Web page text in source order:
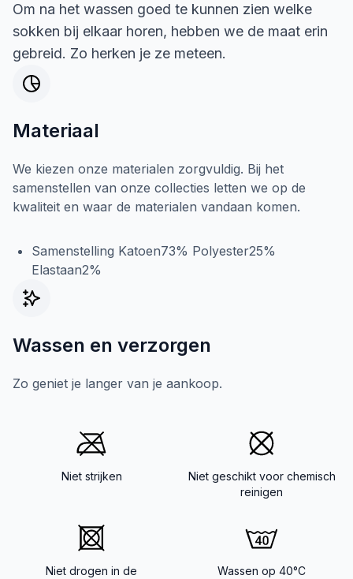
Om na het wassen goed te kunnen zien welke
sokken bij elkaar horen, hebben we de maat erin
gebreid. Zo herken je ze meteen.
Materiaal
We kiezen onze materialen zorgvuldig. Bij het
samenstellen van onze collecties letten we op de
kwaliteit en waar de materialen vandaan komen.
Samenstelling Katoen73% Polyester25%
Elastaan2%
Wassen en verzorgen
Zo geniet je langer van je aankoop.
Niet strijken
Niet geschikt voor chemisch
reinigen
Niet drogen in de
Wassen op 40°C